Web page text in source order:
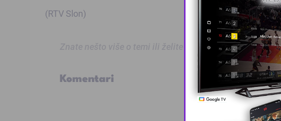
(RTV Slon)
Znate nešto više o temi ili želite prijaviti grešku u tekstu?
Komentari